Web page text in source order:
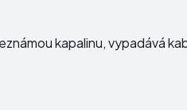
kapalinu, vypadává